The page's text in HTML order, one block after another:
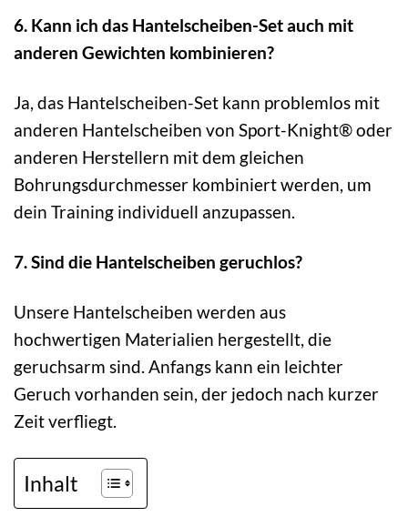
6. Kann ich das Hantelscheiben-Set auch mit
anderen Gewichten kombinieren?
Ja, das Hantelscheiben-Set kann problemlos mit
anderen Hantelscheiben von Sport-Knight® oder
anderen Herstellern mit dem gleichen
Bohrungsdurchmesser kombiniert werden, um
dein Training individuell anzupassen.
7. Sind die Hantelscheiben geruchlos?
Unsere Hantelscheiben werden aus
hochwertigen Materialien hergestellt, die
geruchsarm sind. Anfangs kann ein leichter
Geruch vorhanden sein, der jedoch nach kurzer
Zeit verfliegt.
Inhalt